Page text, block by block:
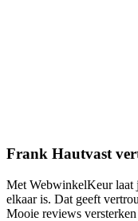
Frank Hautvast
Met WebwinkelKeur laat
elkaar is. Dat geeft
Mooie reviews